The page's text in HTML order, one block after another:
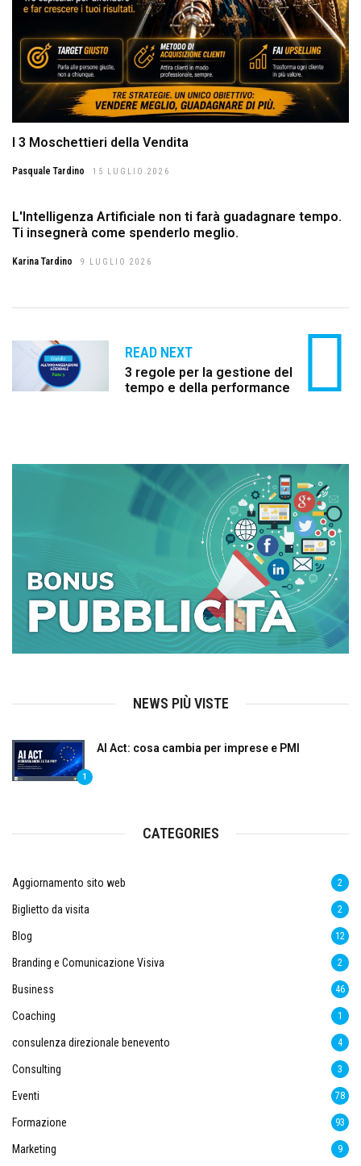
I 3 Moschettieri della Vendita
Pasquale Tardino 15 LUGLIO 2026
L'Intelligenza Artificiale non ti farà guadagnare tempo.
Ti insegnerà come spenderlo meglio.
Karina Tardino 9 LUGLIO 2026
READ NEXT
3 regole per la gestione del
tempo e della performance
NEWS PIÙ VISTE
1
AI Act: cosa cambia per imprese e PMI
CATEGORIES
Aggiornamento sito web 2
Biglietto da visita 2
Blog 12
Branding e Comunicazione Visiva 2
Business 46
Coaching 1
consulenza direzionale benevento 4
Consulting 3
Eventi 78
Formazione 93
Marketing 9